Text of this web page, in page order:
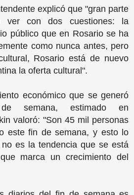
explicó que "gran parte
ver con dos cuestiones: la
público que en Rosario se ha
como nunca antes, pero
Rosario está de nuevo
la oferta cultural".
económico que se generó
semana, estimado en
valoró: "Son 45 mil personas
este fin de semana, y esto lo
es la tendencia que se está
marca un crecimiento del